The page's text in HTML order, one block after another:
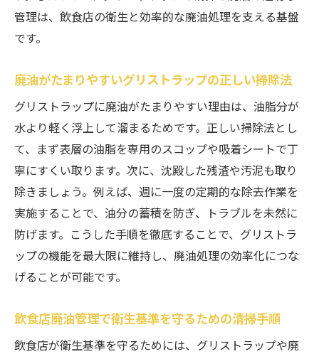
管理は、飲食店の衛生と効率的な廃油処理を支える基盤
です。
廃油がたまりやすいグリストラップの正しい掃除法
グリストラップに廃油がたまりやすい理由は、油脂分が
水より軽く浮上して溜まるためです。正しい掃除法とし
て、まず表層の油脂を専用のスコップや吸着シートで丁
寧にすくい取ります。次に、沈殿した残渣や汚泥も取り
除きましょう。例えば、週に一度の定期的な除去作業を
実施することで、油分の蓄積を防ぎ、トラブルを未然に
防げます。こうした手順を徹底することで、グリストラ
ップの機能を最大限に維持し、廃油処理の効率化につな
げることが可能です。
飲食店廃油管理で衛生基準を守るための清掃手順
飲食店が衛生基準を守るためには、グリストラップや廃